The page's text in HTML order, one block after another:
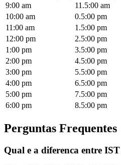
9:00 am 11.5:00 am
10:00 am 0.5:00 pm
11 :00 am 1.5:00 pm
12:00 pm 2.5:00 pm
1 :00 pm 3.5:00 pm
2:00 pm 4.5:00 pm
3:00 pm 5.5:00 pm
4:00 pm 6.5:00 pm
5:00 pm 7.5:00 pm
6:00 pm 8.5:00 pm
Perguntas Frequentes
Qual e a diferenca entre